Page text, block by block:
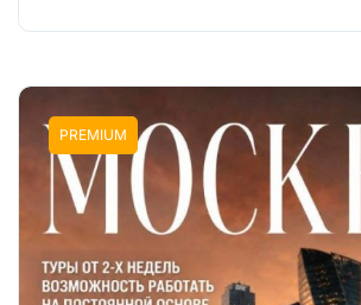
PREMIUM